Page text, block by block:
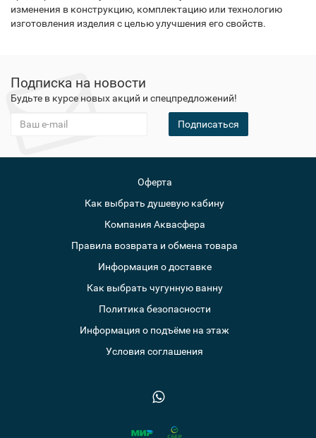
изменения в конструкцию, комплектацию или технологию
изготовления изделия с целью улучшения его свойств.
Подписка на новости
Будьте в курсе новых акций и спецпредложений!
Подписаться
Оферта
Как выбрать душевую кабину
Компания Аквасфера
Правила возврата и обмена товара
Информация о доставке
Как выбрать чугунную ванну
Политика безопасности
Информация о подъёме на этаж
Условия соглашения